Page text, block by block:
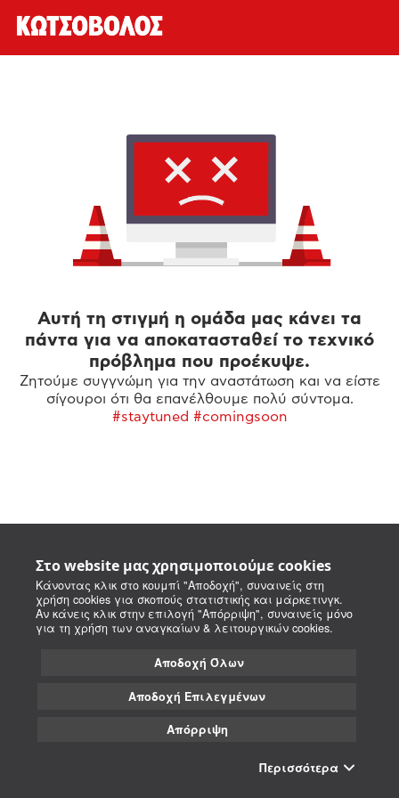
Στο website μας χρησιμοποιούμε cookies
Κάνοντας κλικ στο κουμπί "Αποδοχή", συναινείς στη
χρήση cookies για σκοπούς στατιστικής και μάρκετινγκ.
Αν κάνεις κλικ στην επιλογή "Απόρριψη", συναινείς μόνο
για τη χρήση των αναγκαίων & λειτουργικών cookies.
Αποδοχή Όλων
Αποδοχή Επιλεγμένων
Απόρριψη
Περισσότερα
Αυτή τη στιγμή η ομάδα μας κάνει τα
πάντα για να αποκατασταθεί το τεχνικό
πρόβλημα που προέκυψε.
Ζητούμε συγγνώμη για την αναστάτωση και να είστε
σίγουροι ότι θα επανέλθουμε πολύ σύντομα.
#staytuned #comingsoon